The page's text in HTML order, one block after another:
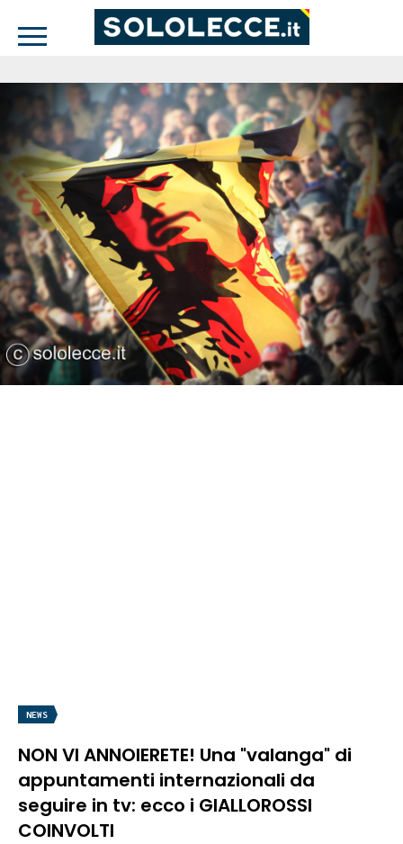
NEWS
NON VI ANNOIERETE! Una "valanga" di
appuntamenti internazionali da
seguire in tv: ecco i GIALLOROSSI
COINVOLTI